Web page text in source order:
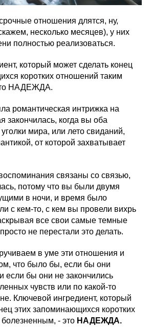
отношения длятся, ну,
несколько месяцев), у них
полностью реализоваться.
который может сделать конец
коротких отношений таким
НАДЕЖДА.
романтическая интрижка на
закончилась, когда вы оба
мира, или лето свиданий,
от которой захватывает
связаны со связью,
потому что вы были двумя
в ночи, и время было
с кем-то, с кем вы провели вихрь
все свои самые темные
не перестали это делать.
в уме эти отношения и
что было бы, если бы они
если бы они не закончились
чувств или по какой-то
Ключевой ингредиент, который
этих запоминающихся коротких
- это НАДЕЖДА.